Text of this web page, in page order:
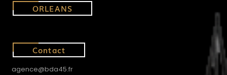
ORLEANS
Contact
agence@bda45.fr